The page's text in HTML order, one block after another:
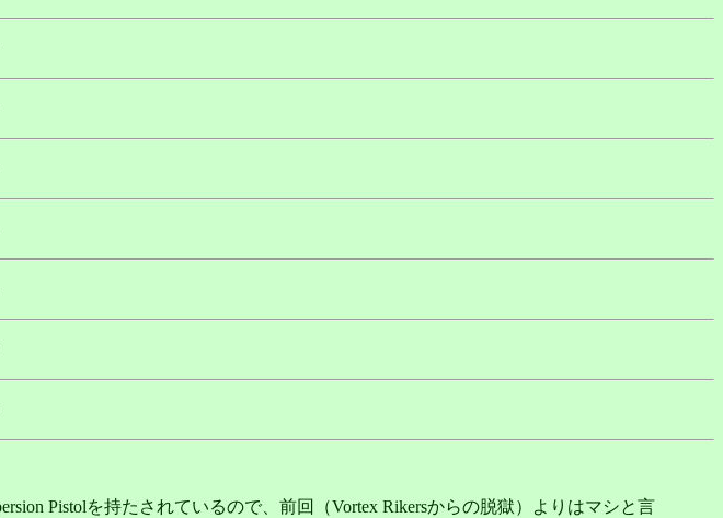
Pistolを持たされているので、前回（Vortex Rikersからの脱獄）よりはマシと言